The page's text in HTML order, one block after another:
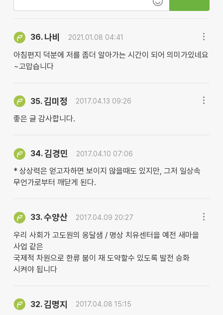
36. 나비 2021.01.08 04:41
아침편지 덕분에 저를 좀더 알아가는 시간이 되어 의미가있네요
~고맙습니다
35.김미정 2017.04.13 09:26
좋은 글 감사합니다.
34.김경민 2017.04.10 07:06
* 상상력은 얻고자하면 보이지 않을때도 있지만, 그저 일상속
무언가로부터 깨닫게 된다.
33.수양산 2017.04.09 20:27
우리 사회가 고도원의 옹달샘 / 명상 치유센터을 예전 새마을
사업 같은
국제적 차원으로 한류 붐이 재 도약할수 있도록 발전 승화
시켜야 됩니다
32.김명지 2017.04.08 15:15